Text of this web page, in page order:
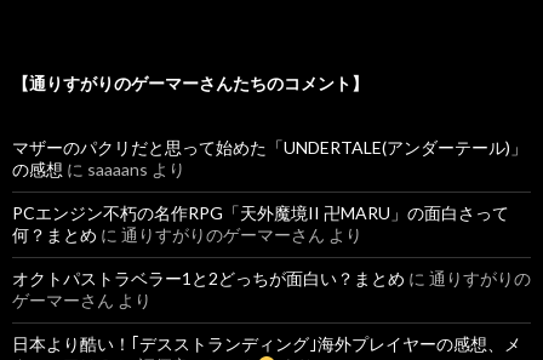
【通りすがりのゲーマーさんたちのコメント】
マザーのパクリだと思って始めた「UNDERTALE(アンダーテール)」
の感想 に saaaans より
PCエンジン不朽の名作RPG「天外魔境II 卍MARU」の面白さって
何？まとめ に 通りすがりのゲーマーさん より
オクトパストラベラー1と2どっちが面白い？まとめ に 通りすがりの
ゲーマーさん より
日本より酷い！｢デスストランディング｣海外プレイヤーの感想、メ